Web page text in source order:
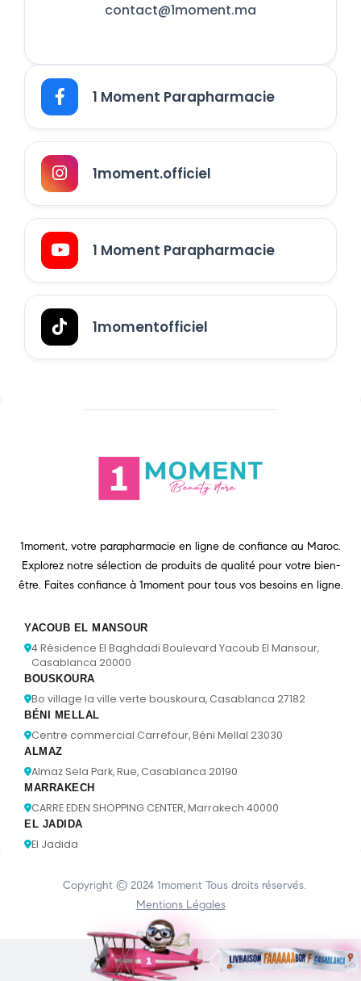
contact@1moment.ma
1 Moment Parapharmacie
1moment.officiel
1 Moment Parapharmacie
1momentofficiel
1moment, votre parapharmacie en ligne de confiance au Maroc.
Explorez notre sélection de produits de qualité pour votre bien-
être. Faites confiance à 1moment pour tous vos besoins en ligne.
YACOUB EL MANSOUR
4 Résidence El Baghdadi Boulevard Yacoub El Mansour,
Casablanca 20000
BOUSKOURA
Bo village la ville verte bouskoura, Casablanca 27182
BÉNI MELLAL
Centre commercial Carrefour, Béni Mellal 23030
ALMAZ
Almaz Sela Park, Rue, Casablanca 20190
MARRAKECH
CARRE EDEN SHOPPING CENTER, Marrakech 40000
EL JADIDA
El Jadida
Copyright © 2024 1moment Tous droits réservés.
Mentions Légales